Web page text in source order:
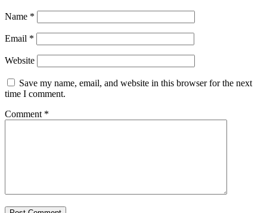
Name *
Email *
Website
Save my name, email, and website in this browser for the next
time I comment.
Comment *